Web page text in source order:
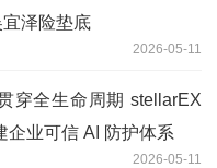
泽险垫底
2026-05-11
穿全生命周期 stellarEX
企业可信 AI 防护体系
2026-05-11